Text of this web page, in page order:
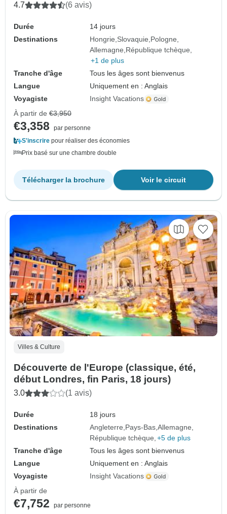
4.7 (6 avis)
Durée
14 jours
Destinations
Hongrie Slovaquie Pologne
Allemagne République tchèque
+1 de plus
Tranche d'âge
Tous les âges sont bienvenus
Langue
Uniquement en : Anglais
Voyagiste
Insight Vacations
À partir de €3,950
€3,358
par personne
S'inscrire pour réaliser des économies
Prix basé sur une chambre double
Voir le circuit
Télécharger la brochure
Villes & Culture
Découverte de l'Europe (classique, été,
début Londres, fin Paris, 18 jours)
3.0 (1 avis)
Durée
18 jours
Destinations
Angleterre Pays-Bas Allemagne
République tchèque +5 de plus
Tranche d'âge
Tous les âges sont bienvenus
Langue
Uniquement en : Anglais
Voyagiste
Insight Vacations
À partir de
€7,752
par personne